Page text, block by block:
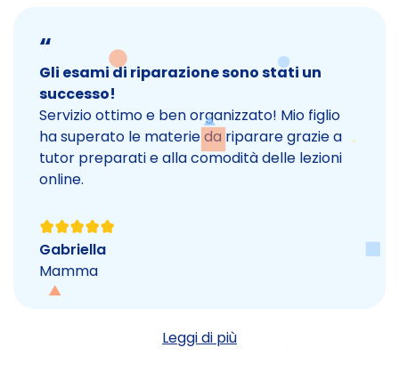
“
Gli esami di riparazione sono stati un
successo!
Servizio ottimo e ben organizzato! Mio figlio
ha superato le materie da riparare grazie a
tutor preparati e alla comodità delle lezioni
online.
Gabriella
Mamma
Leggi di più